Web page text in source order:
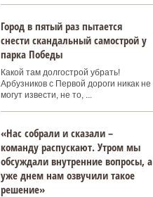
Город в пятый раз пытается
снести скандальный самострой у
парка Победы
Какой там долгострой убрать!
Арбузников с Первой дороги никак не
могут извести, не то, ...
«Нас собрали и сказали –
команду распускают. Утром мы
обсуждали внутренние вопросы, а
уже днем нам озвучили такое
решение»